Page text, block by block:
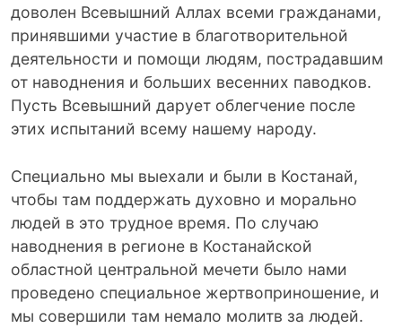
доволен Всевышний Аллах всеми гражданами,
принявшими участие в благотворительной
деятельности и помощи людям, пострадавшим
от наводнения и больших весенних паводков.
Пусть Всевышний дарует облегчение после
этих испытаний всему нашему народу.
Специально мы выехали и были в Костанай,
чтобы там поддержать духовно и морально
людей в это трудное время. По случаю
наводнения в регионе в Костанайской
областной центральной мечети было нами
проведено специальное жертвоприношение, и
мы совершили там немало молитв за людей.